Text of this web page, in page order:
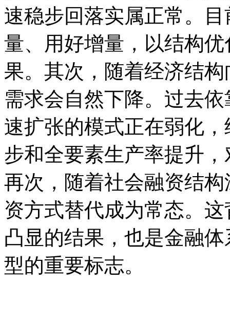
速稳步回落实属正常。
量、用好增量，以结构
果。其次，随着经济结
需求会自然下降。过去
速扩张的模式正在弱化
步和全要素生产率提升
再次，随着社会融资结
资方式替代成为常态。
凸显的结果，也是金融
型的重要标志。